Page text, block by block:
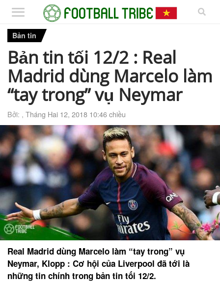
Bản tin
Bản tin tối 12/2 : Real
Madrid dùng Marcelo làm
“tay trong” vụ Neymar
Bởi: , Tháng Hai 12, 2018 10:46 chiều
Real Madrid dùng Marcelo làm “tay trong” vụ
Neymar, Klopp : Cơ hội của Liverpool đã tới là
những tin chính trong bản tin tối 12/2.